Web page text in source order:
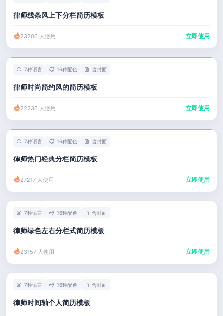
律师线条风上下分栏简历模板
23206 人使用 立即使用
7种语言 16种配色 含封面
律师时尚简约风的简历模板
22236 人使用 立即使用
7种语言 16种配色 含封面
律师热门经典分栏简历模板
27217 人使用 立即使用
7种语言 16种配色 含封面
律师绿色左右分栏式简历模板
23157 人使用 立即使用
7种语言 16种配色 含封面
律师时间轴个人简历模板